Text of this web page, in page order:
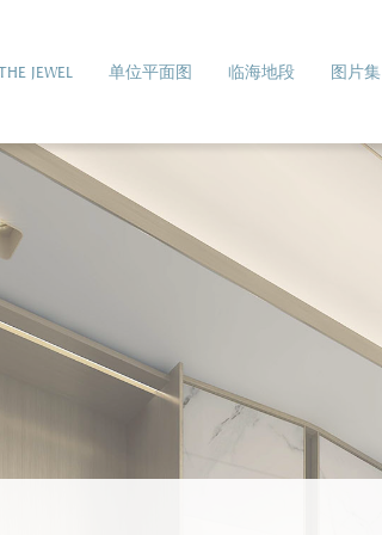
JEWEL 单位平面图 临海地段 图片集